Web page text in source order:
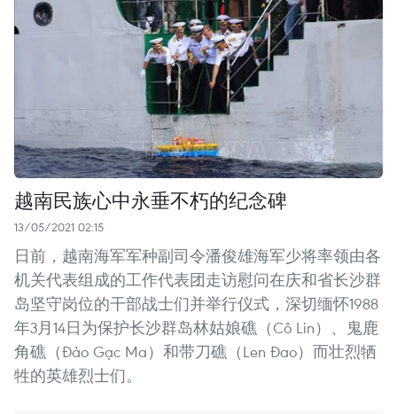
越南民族心中永垂不朽的纪念碑
13/05/2021 02:15
日前，越南海军军种副司令潘俊雄海军少将率领由各
机关代表组成的工作代表团走访慰问在庆和省长沙群
岛坚守岗位的干部战士们并举行仪式，深切缅怀1988
年3月14日为保护长沙群岛林姑娘礁（Cô Lin）、鬼鹿
角礁（Đảo Gạc Ma）和带刀礁（Len Đao）而壮烈牺
牲的英雄烈士们。